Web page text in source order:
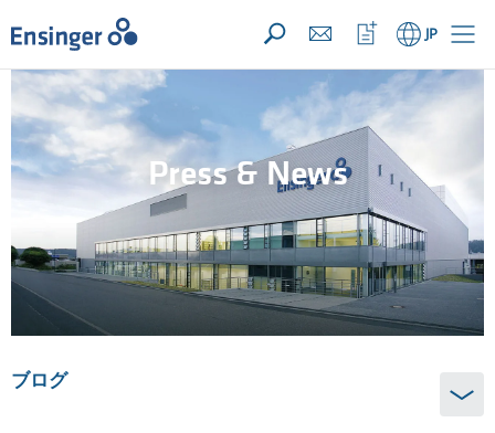
お問い合わせリスト ({{productCount}} 件の素材)開く
ホ
ー
ム
JP
ウ
ォ
ッ
チ
ス
ト
を
開
く
Press & News
ブログ